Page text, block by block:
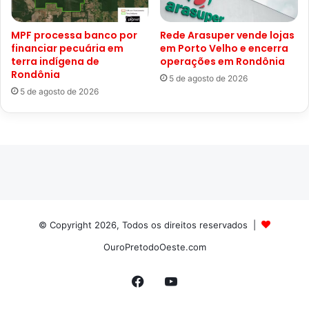
MPF processa banco por
financiar pecuária em
terra indígena de
Rondônia
5 de agosto de 2026
Rede Arasuper vende lojas
em Porto Velho e encerra
operações em Rondônia
5 de agosto de 2026
© Copyright 2026, Todos os direitos reservados |
OuroPretodoOeste.com
FacebookYouTube